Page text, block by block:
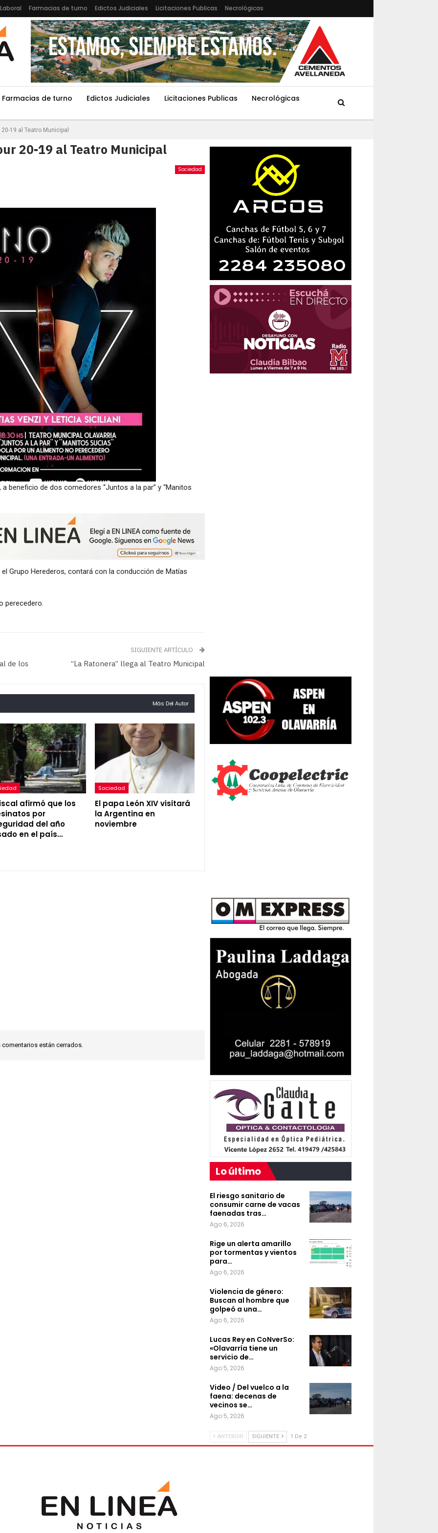
Farmacias de turno Edictos Judiciales Licitaciones Publicas Necrológicas
Farmacias de turno Edictos Judiciales Licitaciones Publicas Necrológicas
19 al Teatro Municipal
20-19 al Teatro Municipal
Sociedad
beneficio de dos comedores “Juntos a la par” y “Manitos
Grupo Herederos, contará con la conducción de Matías
perecedero.
de los
SIGUIENTE ARTÍCULO
“La Ratonera” llega al Teatro Municipal
Más Del Autor
afirmó que los
por
del año
en el país…
Sociedad
El papa León XIV visitará
la Argentina en
noviembre
comentarios están cerrados.
Lo último
El riesgo sanitario de
consumir carne de vacas
faenadas tras…
Ago 6, 2026
Rige un alerta amarillo
por tormentas y vientos
para…
Ago 6, 2026
Violencia de género:
Buscan al hombre que
golpeó a una…
Ago 6, 2026
Lucas Rey en CoNverSo:
«Olavarría tiene un
servicio de…
Ago 5, 2026
Video / Del vuelco a la
faena: decenas de
vecinos se…
Ago 5, 2026
ANTERIOR SIGUIENTE 1 De 2